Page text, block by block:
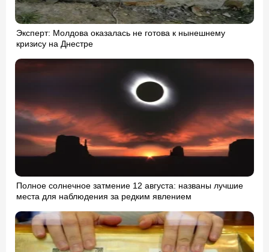
Эксперт: Молдова оказалась не готова к нынешнему
кризису на Днестре
Полное солнечное затмение 12 августа: названы лучшие
места для наблюдения за редким явлением